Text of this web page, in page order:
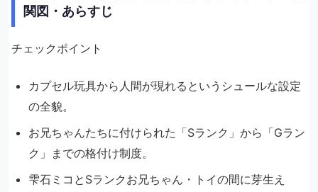
関図・あらすじ
チェックポイント
カプセル玩具から人間が現れるというシュールな設定
の全貌。
お兄ちゃんたちに付けられた「Sランク」から「Gラン
ク」までの格付け制度。
雫石ミコとSランクお兄ちゃん・トイの間に芽生え